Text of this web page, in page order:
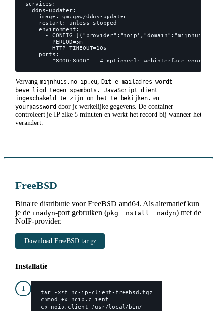
services:
  ddns-updater:
    image: qmcgaw/ddns-updater
    restart: unless-stopped
    environment:
-
      - PERIOD=5m
      - HTTP_TIMEOUT=10s
    ports:
- "8000:8000"   # optioneel: webinterface voor
Vervang mijnhuis.no-ip.eu Dit e-mailadres wordt
beveiligd tegen spambots. JavaScript dient
ingeschakeld te zijn om het te bekijken. en
yourpassword door je werkelijke gegevens. De container
controleert je IP elke 5 minuten en werkt het record bij wanneer het
verandert.
FreeBSD
Binaire distributie voor FreeBSD amd64. Als alternatief kun
je de inadyn-port gebruiken (pkg install inadyn) met de
NoIP-provider.
Download FreeBSD tar.gz
Installatie
1
tar -xzf no-ip-client-freebsd.tgz
chmod +x noip.client
cp noip.client /usr/local/bin/